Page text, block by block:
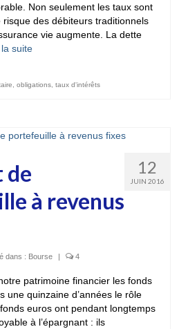
Non seulement les taux sont
risque des débiteurs traditionnels
vie augmente. La dette
suite­­
obligations taux d'intérêts
12
JUIN 2016
de
à revenus
dans : Bourse | 4
patrimoine financier les fonds
une quinzaine d’années le rôle
euros ont pendant longtemps
à l’épargnant : ils